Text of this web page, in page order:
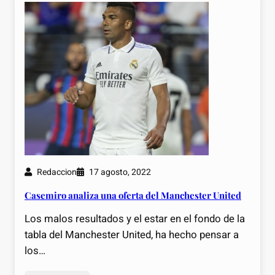
Redaccion 17 agosto, 2022
Casemiro analiza una oferta del Manchester United
Los malos resultados y el estar en el fondo de la
tabla del Manchester United, ha hecho pensar a
los…